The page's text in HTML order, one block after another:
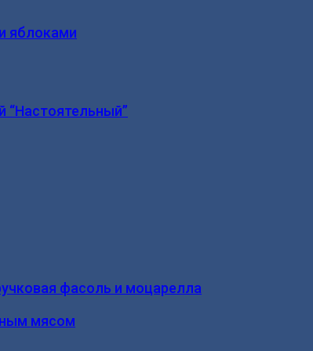
яблоками
фасоль и моцарелла
мясом